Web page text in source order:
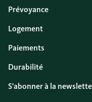
Prévoyance
Logement
Paiements
Durabilité
S'abonner à la